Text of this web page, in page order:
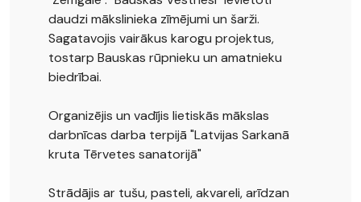
daudzi mākslinieka zīmējumi un šarži.
Sagatavojis vairākus karogu projektus,
tostarp Bauskas rūpnieku un amatnieku
biedrībai.
Organizējis un vadījis lietiskās mākslas
darbnīcas darba terpijā "Latvijas Sarkanā
kruta Tērvetes sanatorijā"
Strādājis ar tušu, pasteli, akvareli, arīdzan